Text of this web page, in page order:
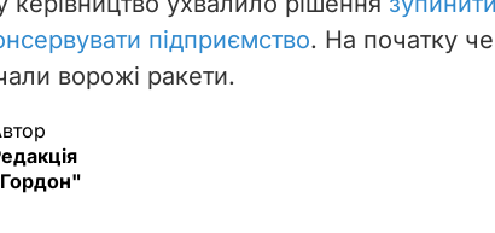
підприємство. На початку
ворожі ракети.